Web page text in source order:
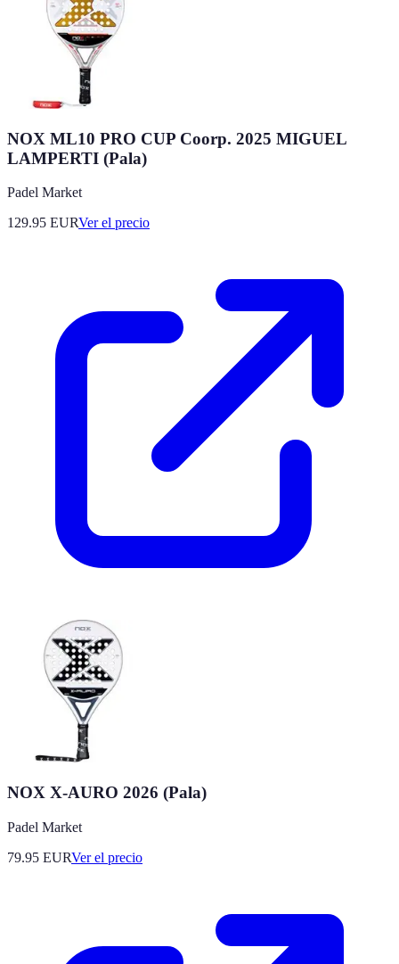
NOX ML10 PRO CUP Coorp. 2025 MIGUEL
LAMPERTI (Pala)
Padel Market
129.95 EURVer el precio
NOX X-AURO 2026 (Pala)
Padel Market
79.95 EURVer el precio